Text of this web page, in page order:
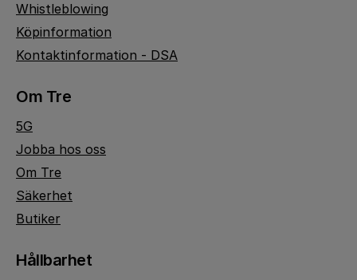
Whistleblowing
Köpinformation
Kontaktinformation - DSA
Om Tre
5G
Jobba hos oss
Om Tre
Säkerhet
Butiker
Hållbarhet